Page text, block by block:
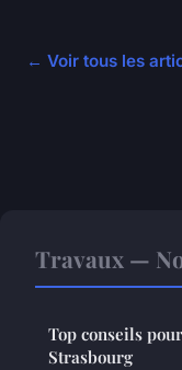
← Voir tous les
Travaux —
Top conseils
Strasbourg